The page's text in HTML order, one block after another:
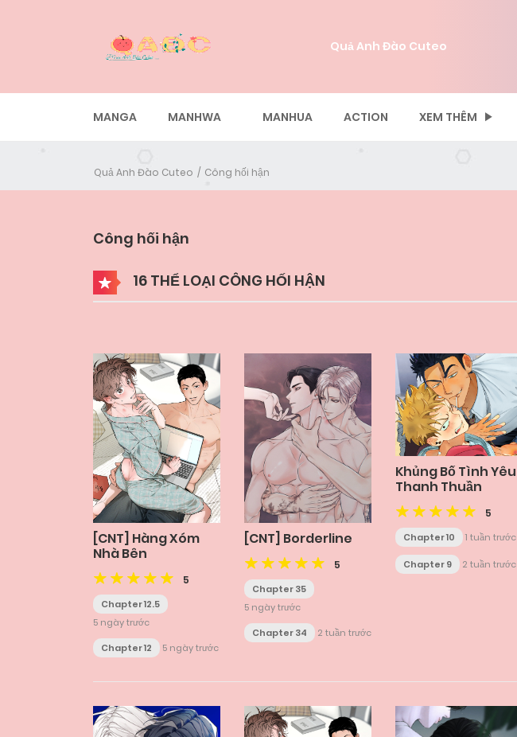
Quả Anh Đào Cuteo
MANGA MANHWA MANHUA ACTION XEM THÊM
Quả Anh Đào Cuteo Công hối hận
Công hối hận
16 THỂ LOẠI CÔNG HỐI HẬN
[CNT] Hàng Xóm
Nhà Bên
5
Chapter 12.5
5 ngày trước
Chapter 12
5 ngày trước
[CNT] Borderline
5
Chapter 35
5 ngày trước
Chapter 34
2 tuần trước
Khủng Bố Tình Yêu
Thanh Thuần
5
Chapter 10 1 tuần trước
Chapter 9 2 tuần trước